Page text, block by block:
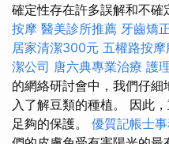
確定性存在許多誤解和不確
按摩 醫美診所推薦 牙齒矯
居家清潔300元 五權路按摩
潔公司 唐六典專業治療 護
的網絡研討會中，我們仔
入了解豆類的種植。 因此
足夠的保護。 優質記帳士